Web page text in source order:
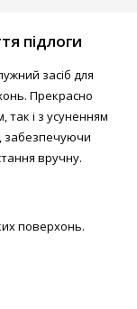
підлоги
засіб для
Прекрасно
так і з усуненням
забезпечуючи
вручну.
поверхонь.